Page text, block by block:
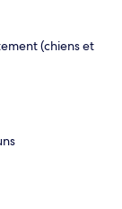
(chiens et